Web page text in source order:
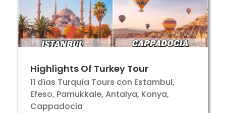
Highlights Of Turkey Tour
11 días Turquía Tours con Estambul,
Efeso, Pamukkale, Antalya, Konya,
Cappadocia